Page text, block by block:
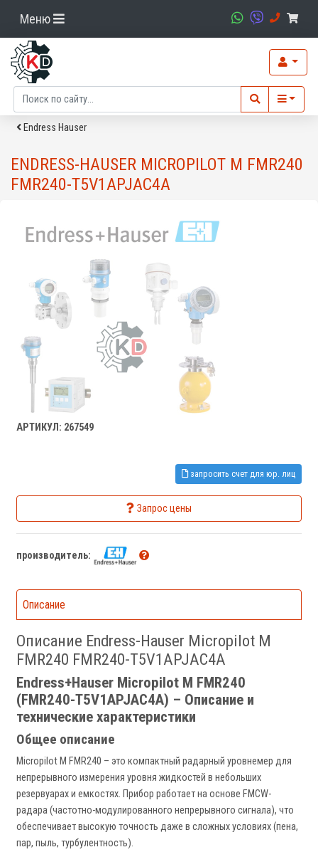
Меню
Endress Hauser
ENDRESS-HAUSER MICROPILOT M FMR240
FMR240-T5V1APJAC4A
АРТИКУЛ: 267549
запросить счет для юр. лиц
Запрос цены
производитель:
Описание
Описание Endress-Hauser Micropilot M
FMR240 FMR240-T5V1APJAC4A
Endress+Hauser Micropilot M FMR240
(FMR240-T5V1APJAC4A) – Описание и
технические характеристики
Общее описание
Micropilot M FMR240 – это компактный радарный уровнемер для
непрерывного измерения уровня жидкостей в небольших
резервуарах и емкостях. Прибор работает на основе FMCW-
радара (частотно-модулированного непрерывного сигнала), что
обеспечивает высокую точность даже в сложных условиях (пена,
пар, пыль, турбулентность).